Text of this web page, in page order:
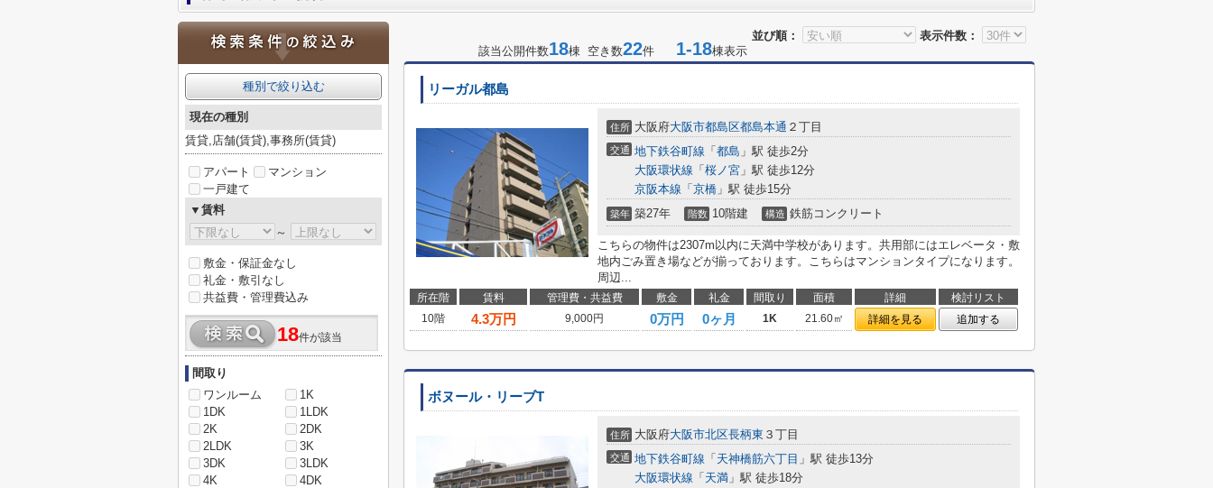
並び順：
表示件数：
該当公開件数18棟 空き数22件 1-18棟表示
リーガル都島
住所 大阪府大阪市都島区都島本通 ２丁目
交通 地下鉄谷町線 「 都島 」駅 徒歩2分
大阪環状線 「 桜ノ宮 」駅 徒歩12分
京阪本線 「 京橋 」駅 徒歩15分
築年 築27年 階数 10階建 構造 鉄筋コンクリート
こちらの物件は2307m以内に天満中学校があります。共用部にはエレベータ・敷
地内ごみ置き場などが揃っております。こちらはマンションタイプになります。
周辺...
所在階 賃料 管理費・共益費 敷金 礼金 間取り 面積 詳細
検討リスト
10階
4.3万円 9,000円 0万円 0ヶ月 1K 21.60㎡ 詳細を見る 追加する
ボヌール・リーブT
住所 大阪府大阪市北区長柄東 ３丁目
交通 地下鉄谷町線 「 天神橋筋六丁目 」駅 徒歩13分
大阪環状線 「 天満 」駅 徒歩18分
種別で絞り込む
現在の種別
賃貸,店舗(賃貸),事務所(賃貸)
アパート
マンション
一戸建て
▼賃料
～
敷金・保証金なし
礼金・敷引なし
共益費・管理費込み
18件が該当
間取り
ワンルーム
1K
1DK
1LDK
2K
2DK
2LDK
3K
3DK
3LDK
4K
4DK